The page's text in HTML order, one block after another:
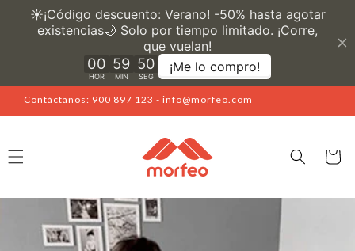
directamente
al contenido
Contáctanos: 900 897 123 - info@morfeo.com
Carrito